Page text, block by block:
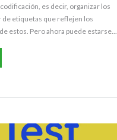
es decir, organizar los
de etiquetas que reflejen los
estos. Pero ahora puede estarse...